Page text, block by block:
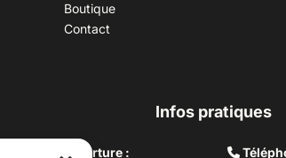
Boutique
Contact
Infos pratiques
Horaires d’ouverture :